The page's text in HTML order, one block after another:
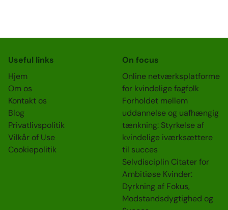
Useful links
Hjem
Om os
Kontakt os
Blog
Privatlivspolitik
Vilkår of Use
Cookiepolitik
On focus
Online netværksplatforme
for kvindelige fagfolk
Forholdet mellem
uddannelse og uafhængig
tænkning: Styrkelse af
kvindelige iværksættere
til succes
Selvdisciplin Citater for
Ambitiøse Kvinder:
Dyrkning af Fokus,
Modstandsdygtighed og